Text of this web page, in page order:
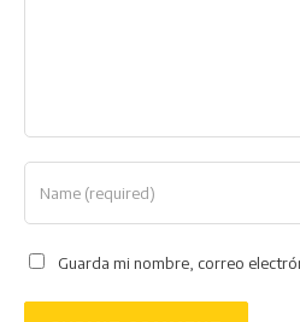
Guarda mi nombre, correo